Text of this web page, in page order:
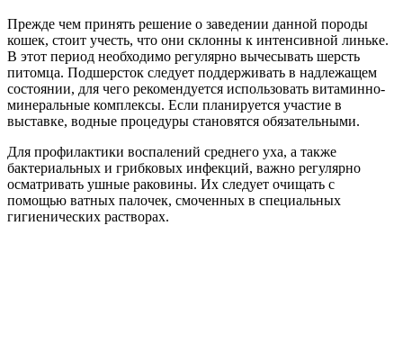
Прежде чем принять решение о заведении данной породы
кошек, стоит учесть, что они склонны к интенсивной линьке.
В этот период необходимо регулярно вычесывать шерсть
питомца. Подшерсток следует поддерживать в надлежащем
состоянии, для чего рекомендуется использовать витаминно-
минеральные комплексы. Если планируется участие в
выставке, водные процедуры становятся обязательными.
Для профилактики воспалений среднего уха, а также
бактериальных и грибковых инфекций, важно регулярно
осматривать ушные раковины. Их следует очищать с
помощью ватных палочек, смоченных в специальных
гигиенических растворах.